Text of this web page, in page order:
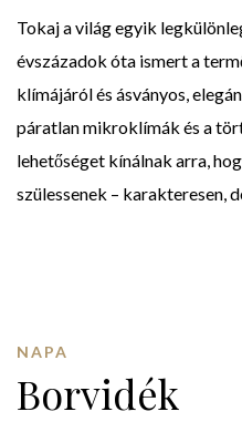
Tokaj a világ egyik
évszázadok óta ismert a
klímájáról és ásványos,
páratlan mikroklímák és a
lehetőséget kínálnak arra,
szülessenek – karakteresen,
NAPA
Borvidék